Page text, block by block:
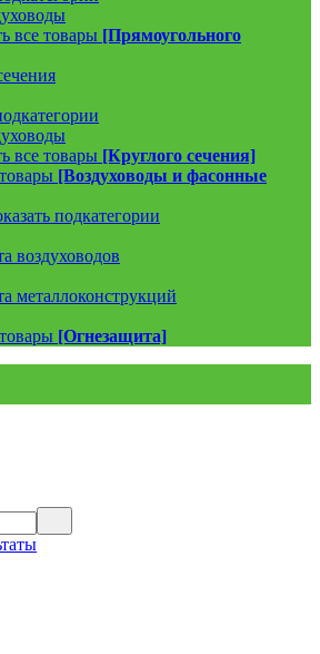
все товары [Прямоугольного
все товары [Круглого сечения]
[Воздуховоды и фасонные
подкатегории
воздуховодов
металлоконструкций
[Огнезащита]